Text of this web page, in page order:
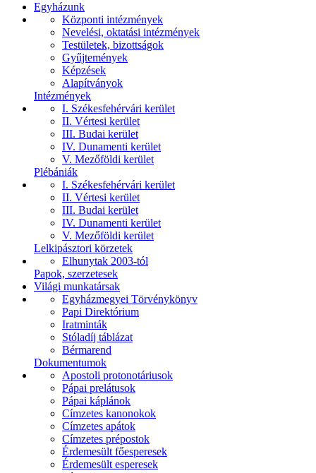
Egyházunk
Központi intézmények
Nevelési, oktatási intézmények
Testületek, bizottságok
Gyűjtemények
Képzések
Alapítványok
Intézmények
I. Székesfehérvári kerület
II. Vértesi kerület
III. Budai kerület
IV. Dunamenti kerület
V. Mezőföldi kerület
Plébániák
I. Székesfehérvári kerület
II. Vértesi kerület
III. Budai kerület
IV. Dunamenti kerület
V. Mezőföldi kerület
Lelkipásztori körzetek
Elhunytak 2003-tól
Papok, szerzetesek
Világi munkatársak
Egyházmegyei Törvénykönyv
Papi Direktórium
Iratminták
Stóladíj táblázat
Bérmarend
Dokumentumok
Apostoli protonotáriusok
Pápai prelátusok
Pápai káplánok
Címzetes kanonokok
Címzetes apátok
Címzetes prépostok
Érdemesült főesperesek
Érdemesült esperesek